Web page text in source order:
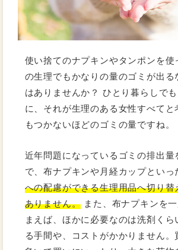
使い捨てのナプキンやタンポンを使
の生理でもかなりの量のゴミが出る
はありませんか？ ひとり暮らしで
に、それが生理のある女性すべてと
もつかないほどのゴミの量ですね。
近年問題になっているゴミの排出量
で、布ナプキンや月経カップといっ
への配慮ができる生理用品へ切り
ありません。 また、布ナプキンを
まえば、ほかに必要なのは洗剤くら
る手間や、コストがかかりません。